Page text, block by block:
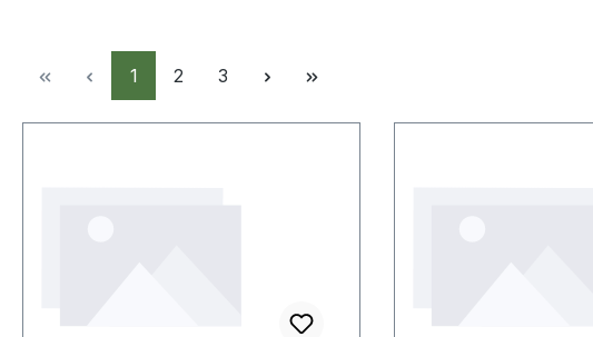
Seite
1 Seite
2 Seite
3